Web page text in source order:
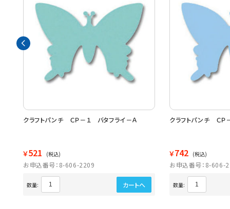
クラフトパンチ ＣＰ－１ バタフライ－Ａ
￥521 (税込)
お申込番号：8-606-2209
数量: カートへ
クラフトパンチ ＣＰ
￥742 (税込)
お申込番号：8-606-
数量: